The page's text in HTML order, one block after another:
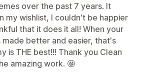
over the past 7 years. It
my wishlist, I couldn't be happier
that it does it all! When your
made better and easier, that's
is THE best!!! Thank you Clean
amazing work. 🤩